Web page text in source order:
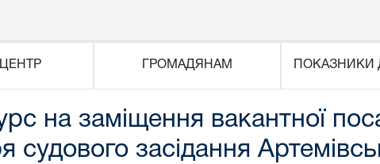
ГРОМАДЯНАМ ПОКАЗНИКИ
на заміщення вакантної
судового засідання